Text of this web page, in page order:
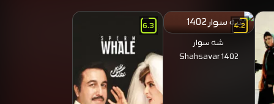
4.2
شه سوار
Shahsavar 1402
6.3